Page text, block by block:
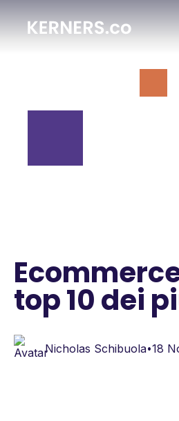
top 10 dei
Nicholas Schibuola•18